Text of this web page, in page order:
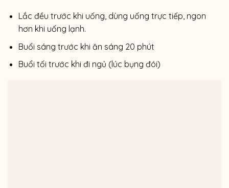
Lắc đều trước khi uống, dùng uống trực tiếp, ngon
hơn khi uống lạnh.
Buổi sáng trước khi ăn sáng 20 phút
Buổi tối trước khi đi ngủ (lúc bụng đói)